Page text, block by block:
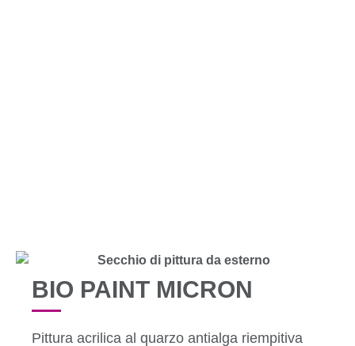
BIO PAINT MICRON
Pittura acrilica al quarzo antialga riempitiva